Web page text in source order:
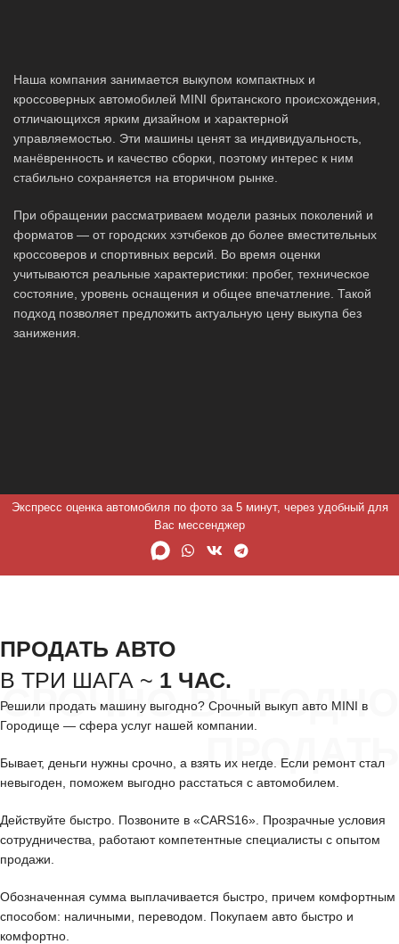
Наша компания занимается выкупом компактных и
кроссоверных автомобилей MINI британского происхождения,
отличающихся ярким дизайном и характерной
управляемостью. Эти машины ценят за индивидуальность,
манёвренность и качество сборки, поэтому интерес к ним
стабильно сохраняется на вторичном рынке.
При обращении рассматриваем модели разных поколений и
форматов — от городских хэтчбеков до более вместительных
кроссоверов и спортивных версий. Во время оценки
учитываются реальные характеристики: пробег, техническое
состояние, уровень оснащения и общее впечатление. Такой
подход позволяет предложить актуальную цену выкупа без
занижения.
Экспресс оценка автомобиля по фото за 5 минут, через удобный для
Вас мессенджер
СРОЧНО ВЫГОДНО
ПРОДАТЬ
ПРОДАТЬ АВТО
В ТРИ ШАГА ~ 1 ЧАС.
Решили продать машину выгодно? Срочный выкуп авто MINI в
Городище — сфера услуг нашей компании.
Бывает, деньги нужны срочно, а взять их негде. Если ремонт стал
невыгоден, поможем выгодно расстаться с автомобилем.
Действуйте быстро. Позвоните в «CARS16». Прозрачные условия
сотрудничества, работают компетентные специалисты с опытом
продажи.
Обозначенная сумма выплачивается быстро, причем комфортным
способом: наличными, переводом. Покупаем авто быстро и
комфортно.